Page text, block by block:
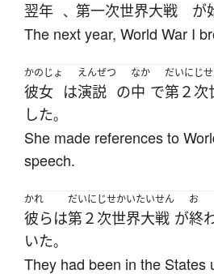
翌年 、 第一次世界大戦 が
The next year, World War I
かのじょ
彼女 は
えんぜつ
演説 の
なか
中 で
だいにじ
第２次
した。
She made references to
speech.
かれ
彼らは
だいにじせかいたいせん
第２次世界大戦 が
お
終
いた。
They had been in the States